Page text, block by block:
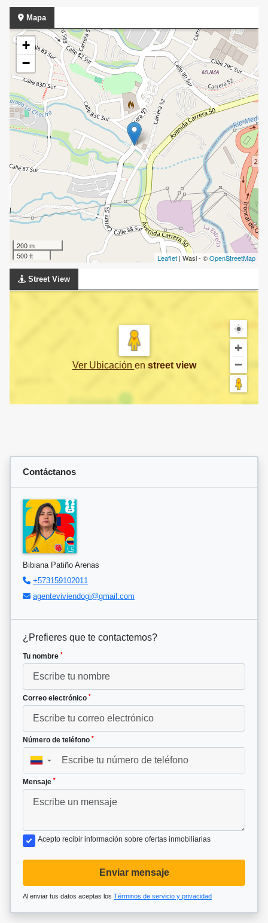
Mapa
+
−
200 m
500 ft
Leaflet | Wasi - ©OpenStreetMap
Street View
Ver Ubicación en street view
Contáctanos
Bibiana Patiño Arenas
+573159102011
agenteviviendogi@gmail.com
¿Prefieres que te contactemos?
Tu nombre *
Correo electrónico *
Número de teléfono *
▼
Mensaje *
Acepto recibir información sobre ofertas inmobiliarias
Enviar mensaje
Al enviar tus datos aceptas los Términos de servicio y privacidad